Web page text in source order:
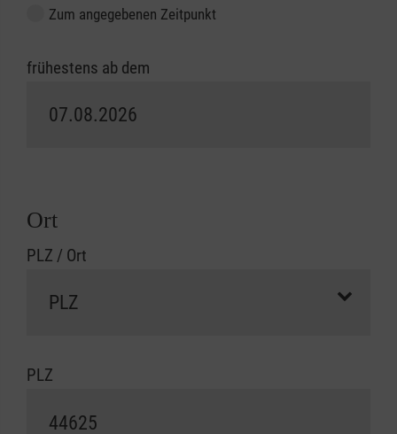
Zum angegebenen Zeitpunkt
frühestens ab dem
Ort
PLZ / Ort
PLZ